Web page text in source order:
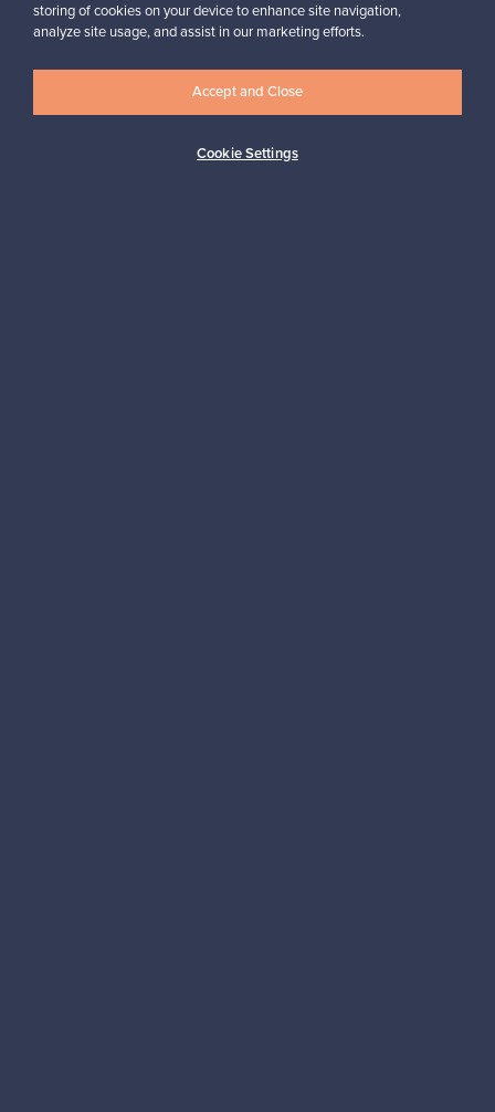
Aitoa designia Turvalliset maksut
storing of cookies on your device to enhance site navigation,
analyze site usage, and assist in our marketing efforts.
Cookie Settings
Accept and Close